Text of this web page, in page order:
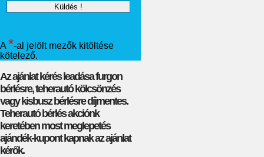
A *-al jelölt mezők kitöltése
kötelező.
Az ajánlat kérés leadása furgon
bérlésre, teherautó kölcsönzés
vagy kisbusz bérlésre díjmentes.
Teherautó bérlés akciónk
keretében most meglepetés
ajándék-kupont kapnak az ajánlat
kérők.